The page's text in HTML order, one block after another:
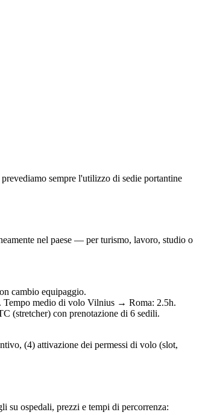
sempre l'utilizzo di sedie portantine
nel paese — per turismo, lavoro, studio o
cambio equipaggio.
Tempo medio di volo Vilnius → Roma: 2.5h.
(stretcher) con prenotazione di 6 sedili.
(4) attivazione dei permessi di volo (slot,
su ospedali, prezzi e tempi di percorrenza: